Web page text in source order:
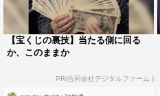
【宝くじの裏技】当たる側に回る
か、このままか
PR(合同会社デジタルファーム )